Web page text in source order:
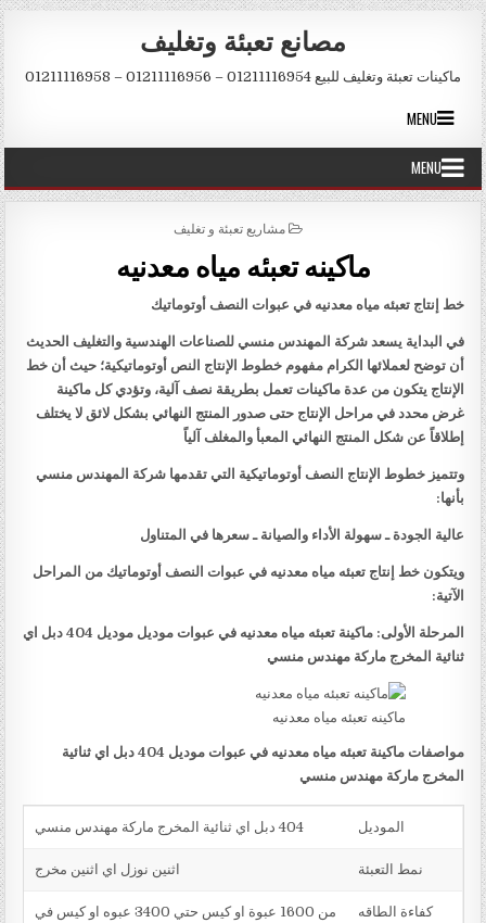
Skip to content
مصانع تعبئة وتغليف
ماكينات تعبئة وتغليف للبيع 01211116954 – 01211116956 – 01211116958
MENU
MENU
POSTED IN
مشاريع تعبئة و تغليف
ماكينه تعبئه مياه معدنيه
خط إنتاج تعبئه مياه معدنيه في عبوات النصف أوتوماتيك
في البداية يسعد شركة المهندس منسي للصناعات الهندسية والتغليف الحديث
أن توضح لعملائها الكرام مفهوم خطوط الإنتاج النص أوتوماتيكية؛ حيث أن خط
الإنتاج يتكون من عدة ماكينات تعمل بطريقة نصف آلية، وتؤدي كل ماكينة
غرض محدد في مراحل الإنتاج حتى صدور المنتج النهائي بشكل لائق لا يختلف
إطلاقاً عن شكل المنتج النهائي المعبأ والمغلف آلياً
وتتميز خطوط الإنتاج النصف أوتوماتيكية التي تقدمها شركة المهندس منسي
بأنها:
عالية الجودة ـ سهولة الأداء والصيانة ـ سعرها في المتناول
ويتكون خط إنتاج تعبئه مياه معدنيه في عبوات النصف أوتوماتيك من المراحل
الآتية:
المرحلة الأولى: ماكينة تعبئه مياه معدنيه في عبوات موديل موديل 404 دبل اي
ثنائية المخرج ماركة مهندس منسي
ماكينه تعبئه مياه معدنيه
مواصفات ماكينة تعبئه مياه معدنيه في عبوات موديل 404 دبل اي ثنائية
المخرج ماركة مهندس منسي
الموديل 404 دبل اي ثنائية المخرج ماركة مهندس منسي
نمط التعبئة اثنين نوزل اي اثنين مخرج
كفاءة الطاقه
من 1600 عبوة او كيس حتي 3400 عبوه او كيس في